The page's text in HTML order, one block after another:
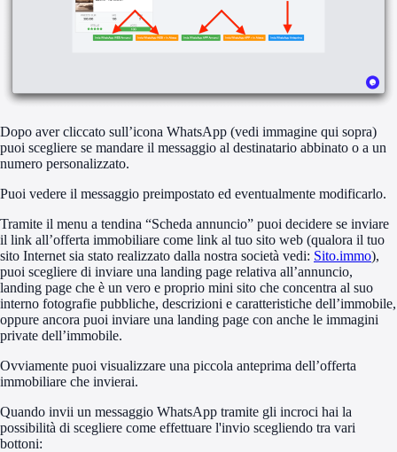
Dopo aver cliccato sull’icona WhatsApp (vedi immagine qui sopra)
puoi scegliere se mandare il messaggio al destinatario abbinato o a un
numero personalizzato.
Puoi vedere il messaggio preimpostato ed eventualmente modificarlo.
Tramite il menu a tendina “Scheda annuncio” puoi decidere se inviare
il link all’offerta immobiliare come link al tuo sito web (qualora il tuo
sito Internet sia stato realizzato dalla nostra società vedi: Sito.immo),
puoi scegliere di inviare una landing page relativa all’annuncio,
landing page che è un vero e proprio mini sito che concentra al suo
interno fotografie pubbliche, descrizioni e caratteristiche dell’immobile,
oppure ancora puoi inviare una landing page con anche le immagini
private dell’immobile.
Ovviamente puoi visualizzare una piccola anteprima dell’offerta
immobiliare che invierai.
Quando invii un messaggio WhatsApp tramite gli incroci hai la
possibilità di scegliere come effettuare l'invio scegliendo tra vari
bottoni: